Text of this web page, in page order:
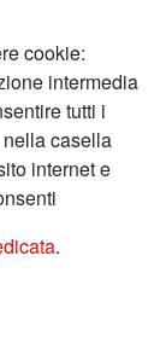
cookie:
intermedia
tutti i
casella
internet e
.